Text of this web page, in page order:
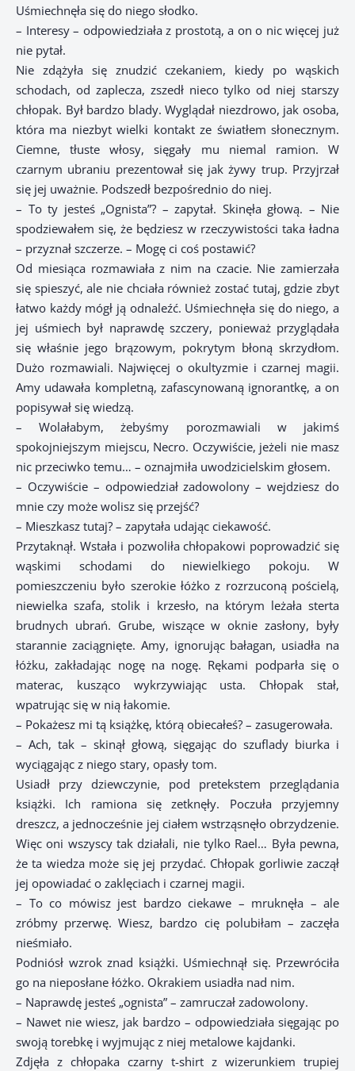
Uśmiechnęła się do niego słodko.
– Interesy – odpowiedziała z prostotą, a on o nic więcej już
nie pytał.
Nie zdążyła się znudzić czekaniem, kiedy po wąskich
schodach, od zaplecza, zszedł nieco tylko od niej starszy
chłopak. Był bardzo blady. Wyglądał niezdrowo, jak osoba,
która ma niezbyt wielki kontakt ze światłem słonecznym.
Ciemne, tłuste włosy, sięgały mu niemal ramion. W
czarnym ubraniu prezentował się jak żywy trup. Przyjrzał
się jej uważnie. Podszedł bezpośrednio do niej.
– To ty jesteś „Ognista”? – zapytał. Skinęła głową. – Nie
spodziewałem się, że będziesz w rzeczywistości taka ładna
– przyznał szczerze. – Mogę ci coś postawić?
Od miesiąca rozmawiała z nim na czacie. Nie zamierzała
się spieszyć, ale nie chciała również zostać tutaj, gdzie zbyt
łatwo każdy mógł ją odnaleźć. Uśmiechnęła się do niego, a
jej uśmiech był naprawdę szczery, ponieważ przyglądała
się właśnie jego brązowym, pokrytym błoną skrzydłom.
Dużo rozmawiali. Najwięcej o okultyzmie i czarnej magii.
Amy udawała kompletną, zafascynowaną ignorantkę, a on
popisywał się wiedzą.
– Wolałabym, żebyśmy porozmawiali w jakimś
spokojniejszym miejscu, Necro. Oczywiście, jeżeli nie masz
nic przeciwko temu… – oznajmiła uwodzicielskim głosem.
– Oczywiście – odpowiedział zadowolony – wejdziesz do
mnie czy może wolisz się przejść?
– Mieszkasz tutaj? – zapytała udając ciekawość.
Przytaknął. Wstała i pozwoliła chłopakowi poprowadzić się
wąskimi schodami do niewielkiego pokoju. W
pomieszczeniu było szerokie łóżko z rozrzuconą pościelą,
niewielka szafa, stolik i krzesło, na którym leżała sterta
brudnych ubrań. Grube, wiszące w oknie zasłony, były
starannie zaciągnięte. Amy, ignorując bałagan, usiadła na
łóżku, zakładając nogę na nogę. Rękami podparła się o
materac, kusząco wykrzywiając usta. Chłopak stał,
wpatrując się w nią łakomie.
– Pokażesz mi tą książkę, którą obiecałeś? – zasugerowała.
– Ach, tak – skinął głową, sięgając do szuflady biurka i
wyciągając z niego stary, opasły tom.
Usiadł przy dziewczynie, pod pretekstem przeglądania
książki. Ich ramiona się zetknęły. Poczuła przyjemny
dreszcz, a jednocześnie jej ciałem wstrząsnęło obrzydzenie.
Więc oni wszyscy tak działali, nie tylko Rael… Była pewna,
że ta wiedza może się jej przydać. Chłopak gorliwie zaczął
jej opowiadać o zaklęciach i czarnej magii.
– To co mówisz jest bardzo ciekawe – mruknęła – ale
zróbmy przerwę. Wiesz, bardzo cię polubiłam – zaczęła
nieśmiało.
Podniósł wzrok znad książki. Uśmiechnął się. Przewróciła
go na nieposłane łóżko. Okrakiem usiadła nad nim.
– Naprawdę jesteś „ognista” – zamruczał zadowolony.
– Nawet nie wiesz, jak bardzo – odpowiedziała sięgając po
swoją torebkę i wyjmując z niej metalowe kajdanki.
Zdjęła z chłopaka czarny t-shirt z wizerunkiem trupiej